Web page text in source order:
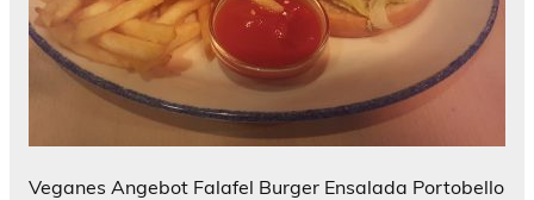
Veganes Angebot Falafel Burger Ensalada Portobello